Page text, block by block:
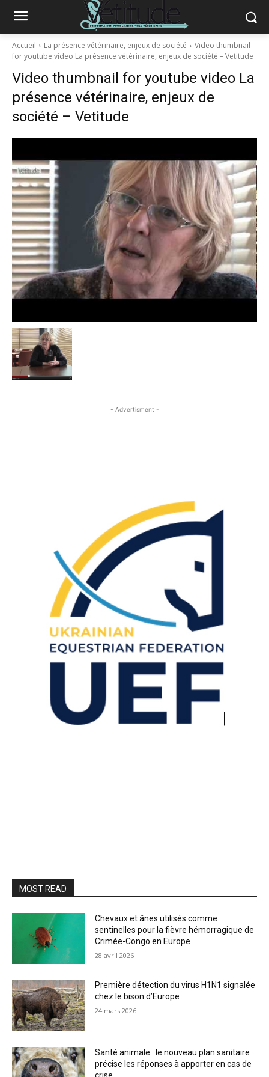
Accueil La présence vétérinaire, enjeux de société
Video thumbnail
for youtube video La présence vétérinaire, enjeux de société – Vetitude
Video thumbnail for youtube video La
présence vétérinaire, enjeux de
société – Vetitude
- Advertisment -
MOST READ
Chevaux et ânes utilisés comme
sentinelles pour la fièvre hémorragique de
Crimée-Congo en Europe
28 avril 2026
Première détection du virus H1N1 signalée
chez le bison d’Europe
24 mars 2026
Santé animale : le nouveau plan sanitaire
précise les réponses à apporter en cas de